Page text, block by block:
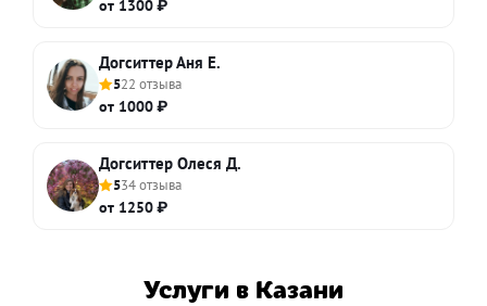
от 1300 ₽
Догситтер Аня Е.
522 отзыва
от 1000 ₽
Догситтер Олеся Д.
534 отзыва
от 1250 ₽
Услуги в Казани